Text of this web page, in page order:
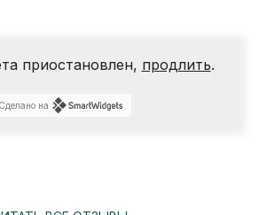
приостановлен, продлить.
Сделано на